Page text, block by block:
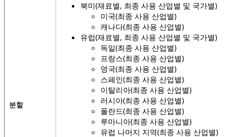
분할
북미(재료별, 최종 사용 산업별 및 국가별)
미국(최종 사용 산업별)
캐나다(최종 사용 산업별)
유럽(재료별, 최종 사용 산업별 및 국가별)
독일(최종 사용 산업별)
프랑스(최종 사용 산업별)
영국(최종 사용 산업별)
스페인(최종 사용 산업별)
이탈리아(최종 사용 산업별)
러시아(최종 사용 산업별)
폴란드(최종 사용 산업별)
루마니아(최종 사용 산업별)
유럽 ​​나머지 지역(최종 사용 산업별)